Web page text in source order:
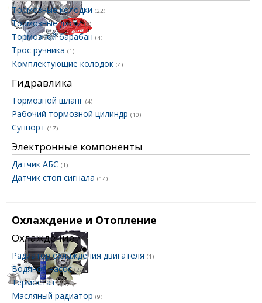
Тормозные колодки (22)
Тормозные диски(8)
Тормозной барабан (4)
Трос ручника (1)
Комплектующие колодок (4)
Гидравлика
Тормозной шланг (4)
Рабочий тормозной цилиндр (10)
Суппорт (17)
Электронные компоненты
Датчик АБС (1)
Датчик стоп сигнала (14)
Охлаждение и Отопление
Охлаждение
Радиатор охлаждения двигателя (1)
Водяной насос(29)
Термостат(15)
Масляный радиатор (9)